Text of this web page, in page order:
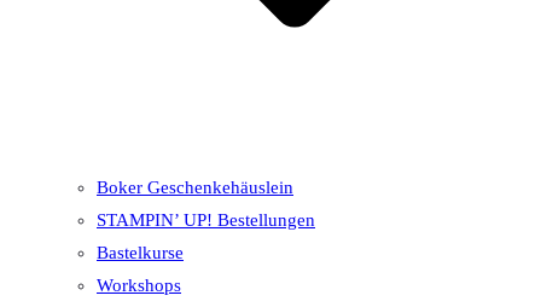
Boker Geschenkehäuslein
STAMPIN’ UP! Bestellungen
Bastelkurse
Workshops